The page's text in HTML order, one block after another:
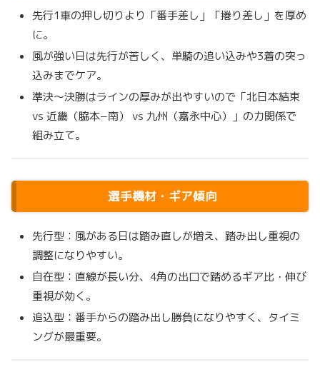
先行1車の押し切りより「番手差し」「捲り差し」を厚め
に。
風が強い日は先行が苦しく、単騎の追い込みや3着の突っ
込みまでケア。
準決〜決勝はラインの厚みが出やすいので「北日本結束
vs 近畿（脇本−南） vs 九州（嘉永中心）」の力関係で
組み立て。
選手機材・ギア傾向
先行型：風がある日は踏み直しが増え、踏み出し重視の
調整になりやすい。
自在型：直線が長い分、4角の出口で踏めるギア比・伸び
重視が効く。
追込型：番手からの踏み出し勝負になりやすく、タイミ
ングが最重要。